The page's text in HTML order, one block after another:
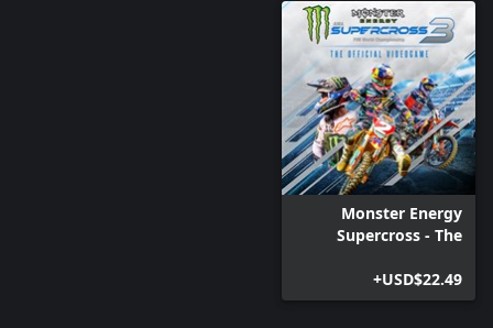
Monster Energy
Supercross - The
USD$22.49+